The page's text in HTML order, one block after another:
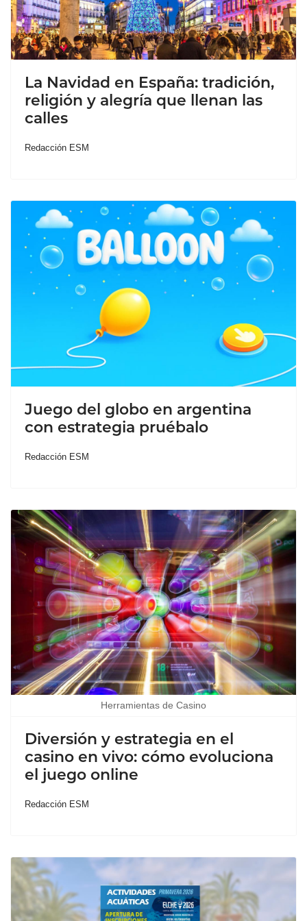
La Navidad en España: tradición,
religión y alegría que llenan las
calles
Redacción ESM
Juego del globo en argentina
con estrategia pruébalo
Redacción ESM
Herramientas de Casino
Diversión y estrategia en el
casino en vivo: cómo evoluciona
el juego online
Redacción ESM